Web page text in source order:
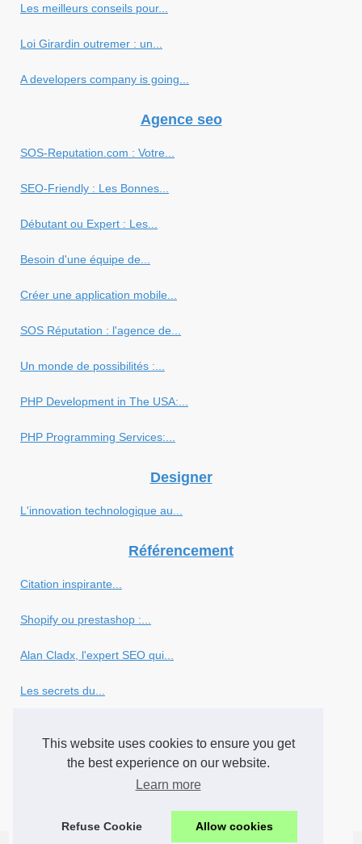
This website uses cookies to ensure you get
the best experience on our website.
Learn more
Refuse Cookie Allow cookies
Les meilleurs conseils pour...
Loi Girardin outremer : un...
A developers company is going...
Agence seo
SOS-Reputation.com : Votre...
SEO-Friendly : Les Bonnes...
Débutant ou Expert : Les...
Besoin d'une équipe de...
Créer une application mobile...
SOS Réputation : l'agence de...
Un monde de possibilités :...
PHP Development in The USA:...
PHP Programming Services:...
Designer
L'innovation technologique au...
Référencement
Citation inspirante...
Shopify ou prestashop :...
Alan Cladx, l'expert SEO qui...
Les secrets du...
Ce qu'il faut savoir sur...